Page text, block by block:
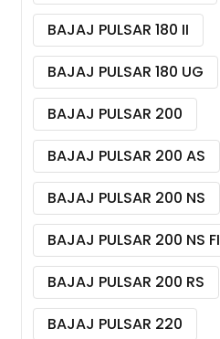
BAJAJ PULSAR 180 II
BAJAJ PULSAR 180 UG
BAJAJ PULSAR 200
BAJAJ PULSAR 200 AS
BAJAJ PULSAR 200 NS
BAJAJ PULSAR 200 NS FI
BAJAJ PULSAR 200 RS
BAJAJ PULSAR 220